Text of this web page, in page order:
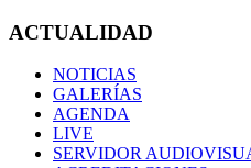
ACTUALIDAD
NOTICIAS
GALERÍAS
AGENDA
LIVE
SERVIDOR